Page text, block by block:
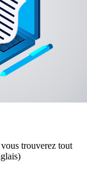
trouverez tout